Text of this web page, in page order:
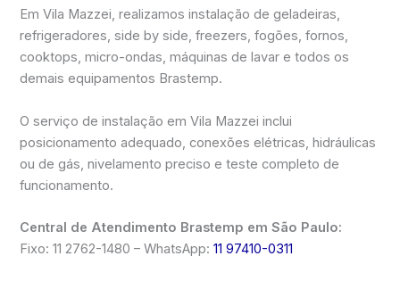
Em Vila Mazzei, realizamos instalação de geladeiras,
refrigeradores, side by side, freezers, fogões, fornos,
cooktops, micro-ondas, máquinas de lavar e todos os
demais equipamentos Brastemp.
O serviço de instalação em Vila Mazzei inclui
posicionamento adequado, conexões elétricas, hidráulicas
ou de gás, nivelamento preciso e teste completo de
funcionamento.
Central de Atendimento Brastemp em São Paulo:
Fixo: 11 2762-1480 – WhatsApp:11 97410-0311